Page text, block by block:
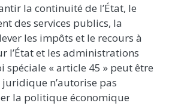
la continuité de l’État, le
des services publics, la
les impôts et le recours à
l’État et les administrations
spéciale « article 45 » peut être
n’autorise pas
la politique économique